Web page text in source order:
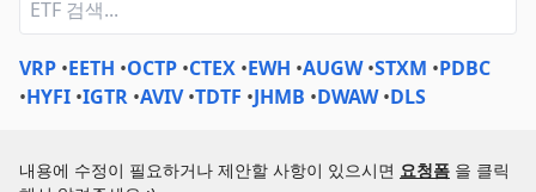
VRP •EETH •OCTP •CTEX •EWH •AUGW •STXM •PDBC
•HYFI •IGTR •AVIV •TDTF •JHMB •DWAW •DLS
내용에 수정이 필요하거나 제안할 사항이 있으시면 요청폼 을 클릭